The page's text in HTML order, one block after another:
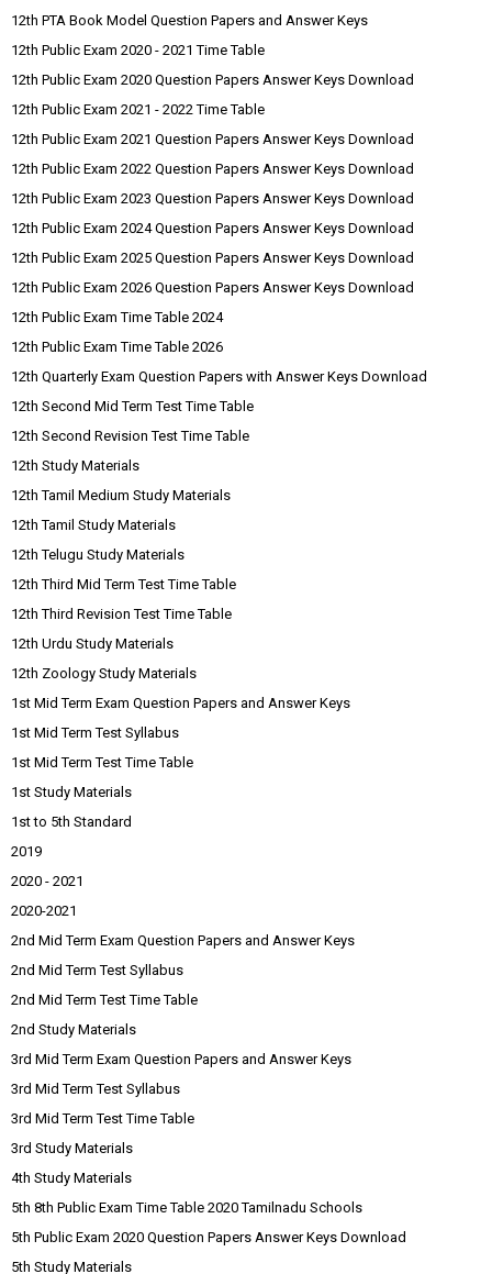
12th PTA Book Model Question Papers and Answer Keys
12th Public Exam 2020 - 2021 Time Table
12th Public Exam 2020 Question Papers Answer Keys Download
12th Public Exam 2021 - 2022 Time Table
12th Public Exam 2021 Question Papers Answer Keys Download
12th Public Exam 2022 Question Papers Answer Keys Download
12th Public Exam 2023 Question Papers Answer Keys Download
12th Public Exam 2024 Question Papers Answer Keys Download
12th Public Exam 2025 Question Papers Answer Keys Download
12th Public Exam 2026 Question Papers Answer Keys Download
12th Public Exam Time Table 2024
12th Public Exam Time Table 2026
12th Quarterly Exam Question Papers with Answer Keys Download
12th Second Mid Term Test Time Table
12th Second Revision Test Time Table
12th Study Materials
12th Tamil Medium Study Materials
12th Tamil Study Materials
12th Telugu Study Materials
12th Third Mid Term Test Time Table
12th Third Revision Test Time Table
12th Urdu Study Materials
12th Zoology Study Materials
1st Mid Term Exam Question Papers and Answer Keys
1st Mid Term Test Syllabus
1st Mid Term Test Time Table
1st Study Materials
1st to 5th Standard
2019
2020 - 2021
2020-2021
2nd Mid Term Exam Question Papers and Answer Keys
2nd Mid Term Test Syllabus
2nd Mid Term Test Time Table
2nd Study Materials
3rd Mid Term Exam Question Papers and Answer Keys
3rd Mid Term Test Syllabus
3rd Mid Term Test Time Table
3rd Study Materials
4th Study Materials
5th 8th Public Exam Time Table 2020 Tamilnadu Schools
5th Public Exam 2020 Question Papers Answer Keys Download
5th Study Materials